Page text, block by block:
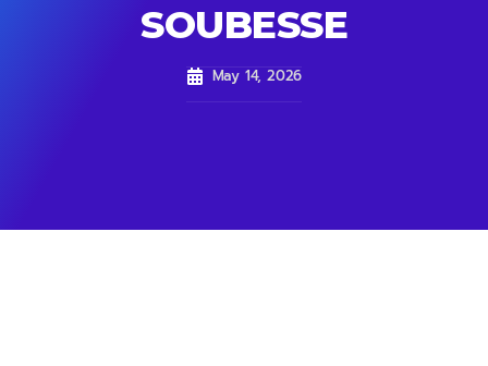
SOUBESSE
May 14, 2026